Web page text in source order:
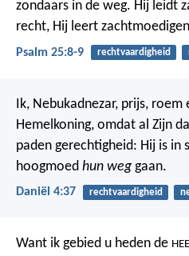
zondaars in de weg. Hij leidt
recht, Hij leert
Psalm 25:8-9 rechtvaardigheid
Ik, Nebukadnezar, prijs, roem
Hemelkoning, omdat al Zijn
paden gerechtigheid: Hij is
hoogmoed hun weg gaan.
Daniël 4:37 rechtvaardigheid
Want ik gebied u heden de